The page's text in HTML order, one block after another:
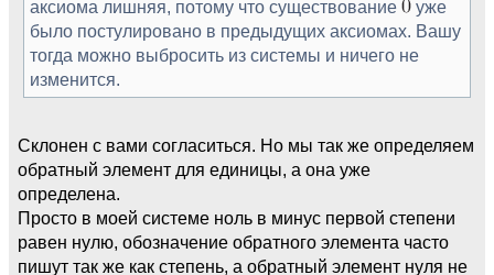
аксиома лишняя, потому что существование
уже
было постулировано в предыдущих аксиомах. Вашу
тогда можно выбросить из системы и ничего не
изменится.
Склонен с вами согласиться. Но мы так же определяем
обратный элемент для единицы, а она уже
определена.
Просто в моей системе ноль в минус первой степени
равен нулю, обозначение обратного элемента часто
пишут так же как степень, а обратный элемент нуля не